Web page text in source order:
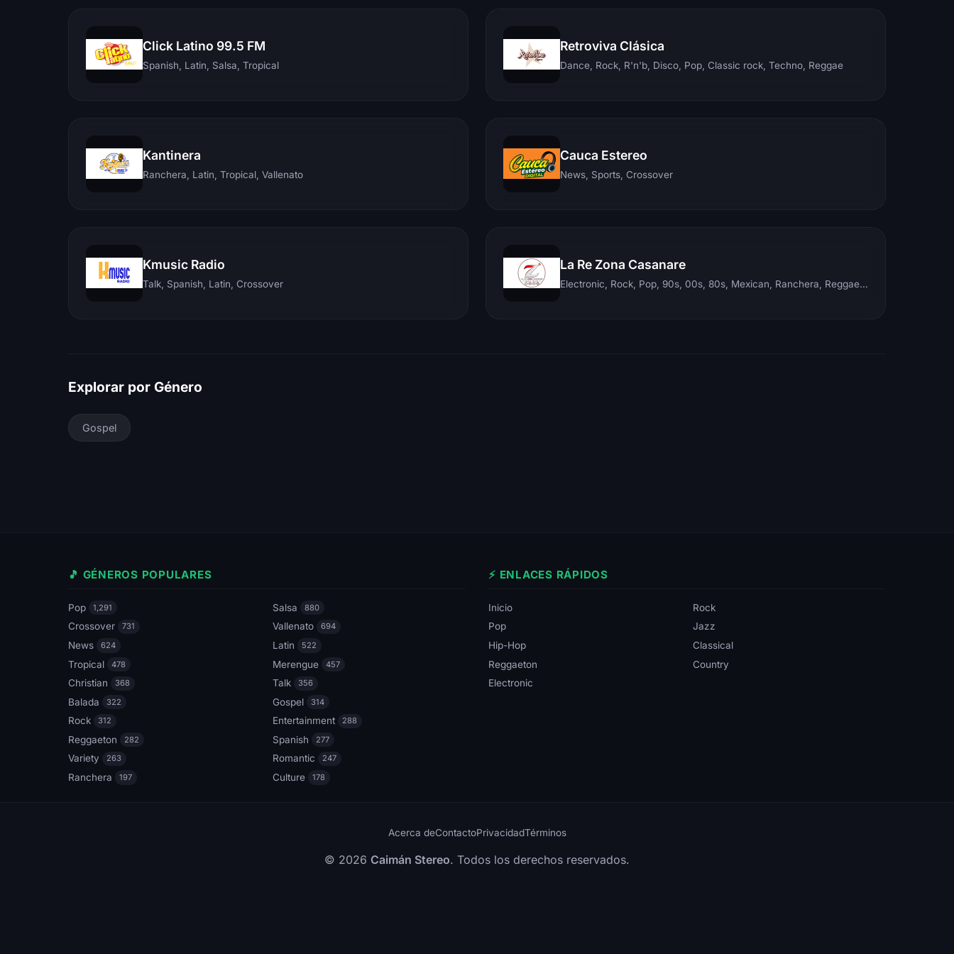
Click Latino 99.5 FM
Spanish, Latin, Salsa, Tropical
Retroviva Clásica
Dance, Rock, R'n'b, Disco, Pop, Classic rock, Techno, Reggae
Kantinera
Ranchera, Latin, Tropical, Vallenato
Cauca Estereo
News, Sports, Crossover
Kmusic Radio
Talk, Spanish, Latin, Crossover
La Re Zona Casanare
Electronic, Rock, Pop, 90s, 00s, 80s, Mexican, Ranchera, Reggaeton, Instrumental, Salsa, Merengue, Tropical, Romantic, Vallenato, Llanera
Explorar por Género
Gospel
🎵 GÉNEROS POPULARES
Pop 1,291 Salsa 880
Crossover 731 Vallenato 694
News 624 Latin 522
Tropical 478 Merengue 457
Christian 368 Talk 356
Balada 322 Gospel 314
Rock 312 Entertainment 288
Reggaeton 282 Spanish 277
Variety 263 Romantic 247
Ranchera 197 Culture 178
⚡ ENLACES RÁPIDOS
Inicio
Rock
Pop
Jazz
Hip-Hop
Classical
Reggaeton
Country
Electronic
Acerca deContactoPrivacidadTérminos
© 2026 Caimán Stereo. Todos los derechos reservados.